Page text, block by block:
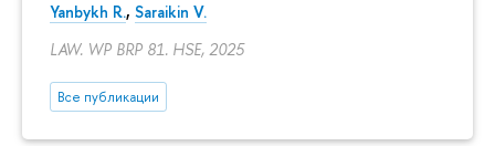
Yanbykh R., Saraikin V.
LAW. WP BRP 81. HSE, 2025
Все публикации